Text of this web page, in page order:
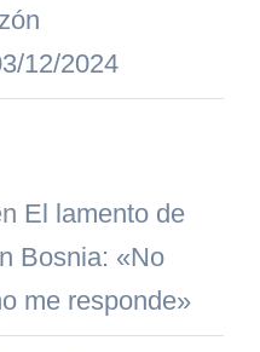
12/2024
El lamento de
Bosnia: «No
me responde»